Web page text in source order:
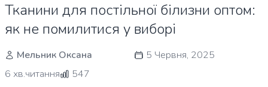
Тканини для постільної білизни оптом:
як не помилитися у виборі
Мельник Оксана
5 Червня, 2025
6 хв.читання
547